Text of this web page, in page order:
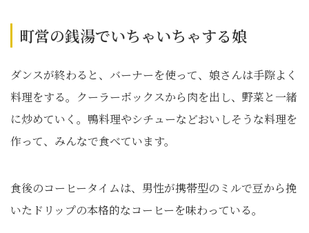
町営の銭湯でいちゃいちゃする娘
ダンスが終わると、バーナーを使って、娘さんは手際よく
料理をする。クーラーボックスから肉を出し、野菜と一緒
に炒めていく。鴨料理やシチューなどおいしそうな料理を
作って、みんなで食べています。
食後のコーヒータイムは、男性が携帯型のミルで豆から挽
いたドリップの本格的なコーヒーを味わっている。